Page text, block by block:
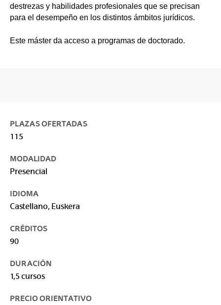
destrezas y habilidades profesionales que se precisan
para el desempeño en los distintos ámbitos jurídicos.
Este máster da acceso a programas de doctorado.
PLAZAS OFERTADAS
115
MODALIDAD
Presencial
IDIOMA
Castellano, Euskera
CRÉDITOS
90
DURACIÓN
1,5 cursos
PRECIO ORIENTATIVO